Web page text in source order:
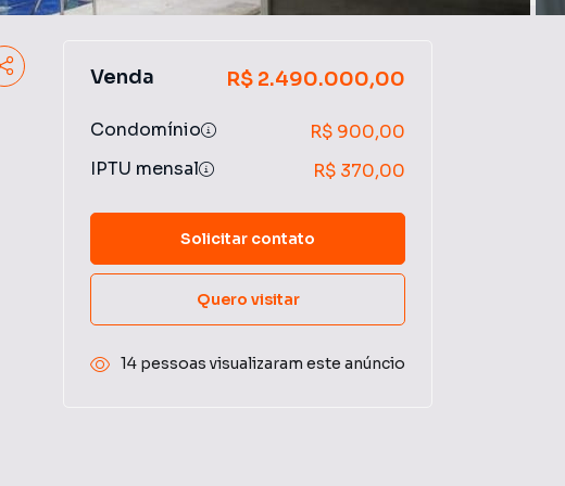
Venda R$ 2.490.000,00
Condomínio
R$ 900,00
IPTU mensal
R$ 370,00
Solicitar contato
Quero visitar
14 pessoas visualizaram este anúncio